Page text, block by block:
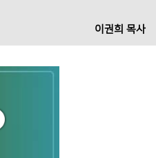
이권희 목사